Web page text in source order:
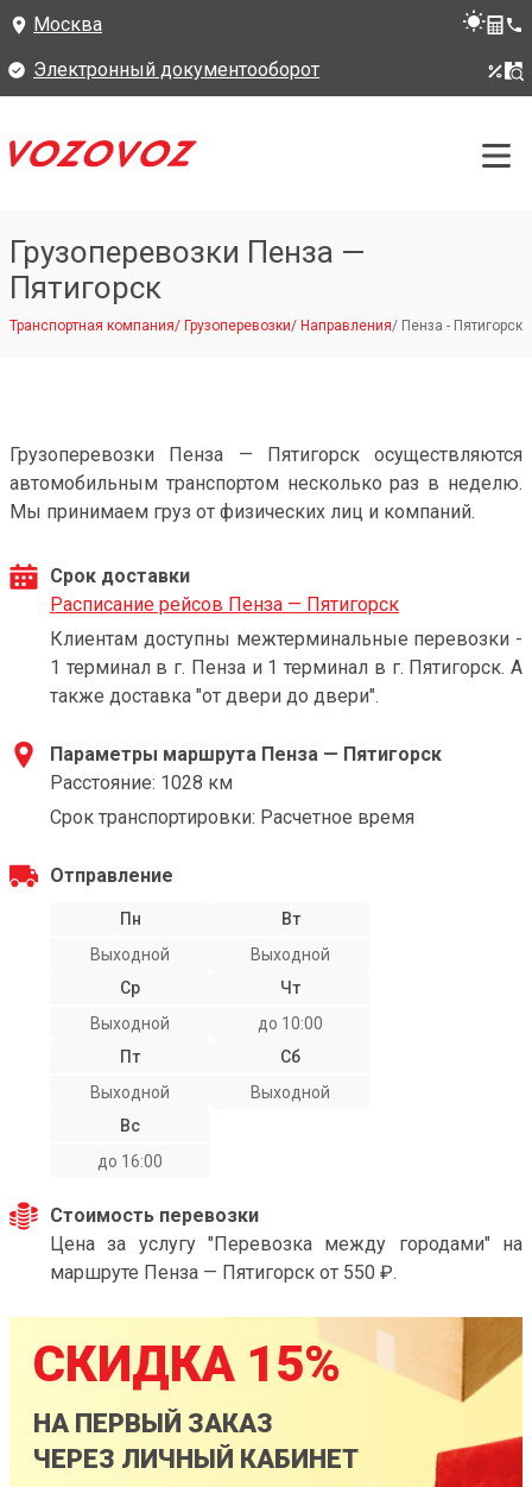
Москва
Электронный документооборот
Грузоперевозки Пенза —
Пятигорск
Транспортная компания/ Грузоперевозки/ Направления/ Пенза - Пятигорск
Грузоперевозки Пенза — Пятигорск осуществляются
автомобильным транспортом несколько раз в неделю.
Мы принимаем груз от физических лиц и компаний.
Срок доставки
Расписание рейсов Пенза — Пятигорск
Клиентам доступны межтерминальные перевозки -
1 терминал в г. Пенза и 1 терминал в г. Пятигорск. А
также доставка "от двери до двери".
Параметры маршрута Пенза — Пятигорск
Расстояние: 1028 км
Срок транспортировки: Расчетное время
Отправление
Пн
Выходной
Вт
Выходной
Ср
Выходной
Чт
до 10:00
Пт
Выходной
Сб
Выходной
Вс
до 16:00
Стоимость перевозки
Цена за услугу "Перевозка между городами" на
маршруте Пенза — Пятигорск от 550 ₽.
СКИДКА 15%
НА ПЕРВЫЙ ЗАКАЗ
ЧЕРЕЗ ЛИЧНЫЙ КАБИНЕТ